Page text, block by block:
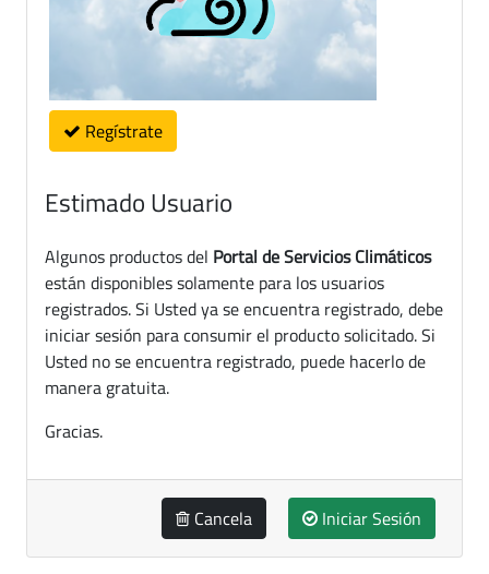
Regístrate
Estimado Usuario
Algunos productos del Portal de Servicios Climáticos
están disponibles solamente para los usuarios
registrados. Si Usted ya se encuentra registrado, debe
iniciar sesión para consumir el producto solicitado. Si
Usted no se encuentra registrado, puede hacerlo de
manera gratuita.
Gracias.
Cancela Iniciar Sesión